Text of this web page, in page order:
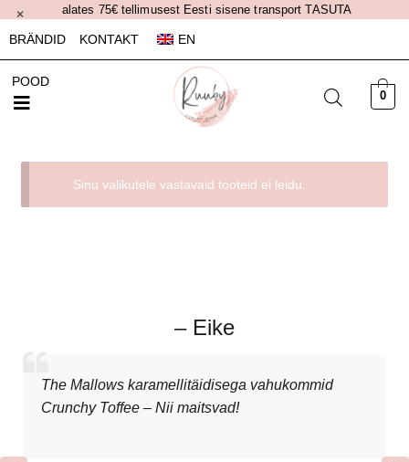
alates 75€ tellimusest Eesti sisene transport TASUTA
×
BRÄNDID
KONTAKT EN
POOD
0
Sinu valikutele vastavaid tooteid ei leidu.
– Eike
The Mallows karamellitäidisega vahukommid
Crunchy Toffee – Nii maitsvad!